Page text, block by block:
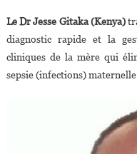
Le Dr Jesse Gitaka (Kenya)
diagnostic rapide et la
cliniques de la mère qui
sepsie (infections)